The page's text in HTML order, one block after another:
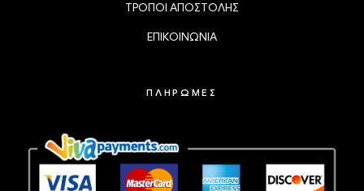
ΤΡΟΠΟΙ ΑΠΟΣΤΟΛΗΣ
ΕΠΙΚΟΙΝΩΝΙΑ
ΠΛΗΡΩΜΕΣ